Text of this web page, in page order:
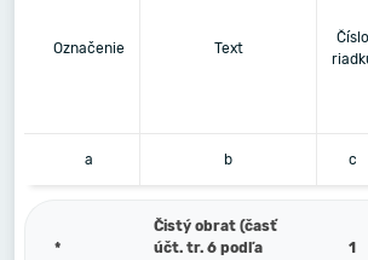
Označenie Text
Číslo
a b c
*
Čistý obrat (časť
účt. tr. 6 podľa
1